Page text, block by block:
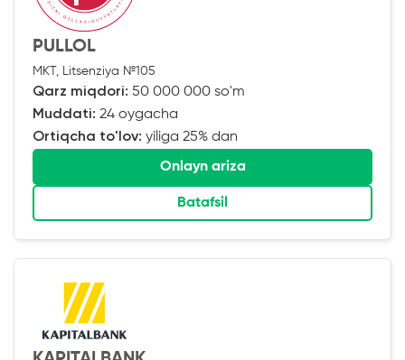
PULLOL
MKT, Litsenziya №105
Qarz miqdori: 50 000 000 so'm
Muddati: 24 oygacha
Ortiqcha to'lov: yiliga 25% dan
Onlayn ariza
Batafsil